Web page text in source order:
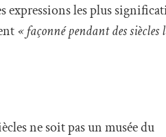
expressions les plus
« façonné pendant des siècles
ne soit pas un musée du